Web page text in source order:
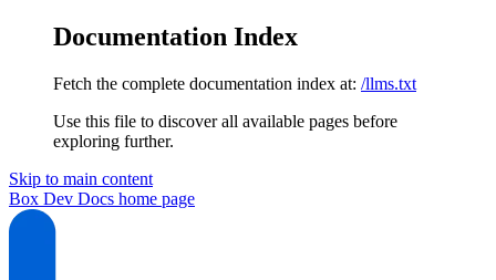
Documentation Index
Fetch the complete documentation index at: /llms.txt
Use this file to discover all available pages before
exploring further.
Skip to main content
Box Dev Docs home page